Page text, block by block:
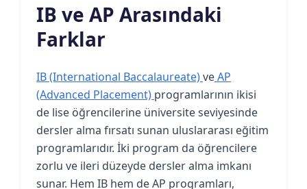
IB ve AP Arasındaki
Farklar
IB (International Baccalaureate)veAP
(Advanced Placement) programlarının ikisi
de lise öğrencilerine üniversite seviyesinde
dersler alma fırsatı sunan uluslararası eğitim
programlarıdır. İki program da öğrencilere
zorlu ve ileri düzeyde dersler alma imkanı
sunar. Hem IB hem de AP programları,